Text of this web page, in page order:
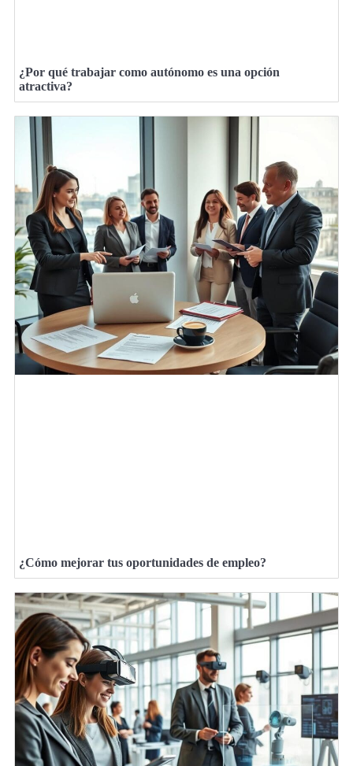
¿Por qué trabajar como autónomo es una opción
atractiva?
¿Cómo mejorar tus oportunidades de empleo?